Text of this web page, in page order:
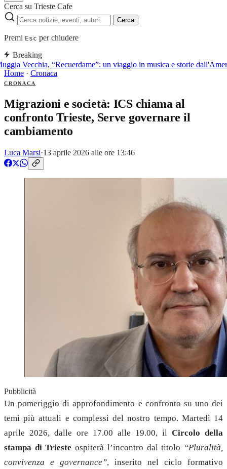
Cerca su Trieste Cafe
Cerca
Premi Esc per chiudere
Breaking
Vecchia, “Recuerdame”: un viaggio in musica e storie
Home · Cronaca
CRONACA
Migrazioni e società: ICS chiama al
confronto Trieste, Serve governare il
cambiamento
Luca Marsi·13 aprile 2026 alle ore 13:46
Pubblicità
Un pomeriggio di approfondimento e confronto su uno dei
temi più attuali e complessi del nostro tempo. Martedì 14
aprile 2026, dalle ore 17.00 alle 19.00, il Circolo della
stampa di Trieste ospiterà l’incontro dal titolo “Pluralità,
convivenza e governance”, inserito nel ciclo formativo